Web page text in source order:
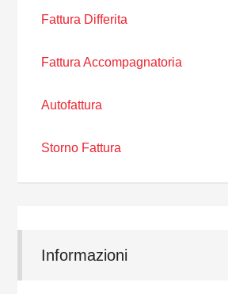
Fattura Differita
Fattura Accompagnatoria
Autofattura
Storno Fattura
Informazioni